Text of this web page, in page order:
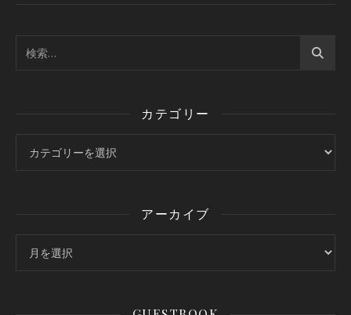
カテゴリー
アーカイブ